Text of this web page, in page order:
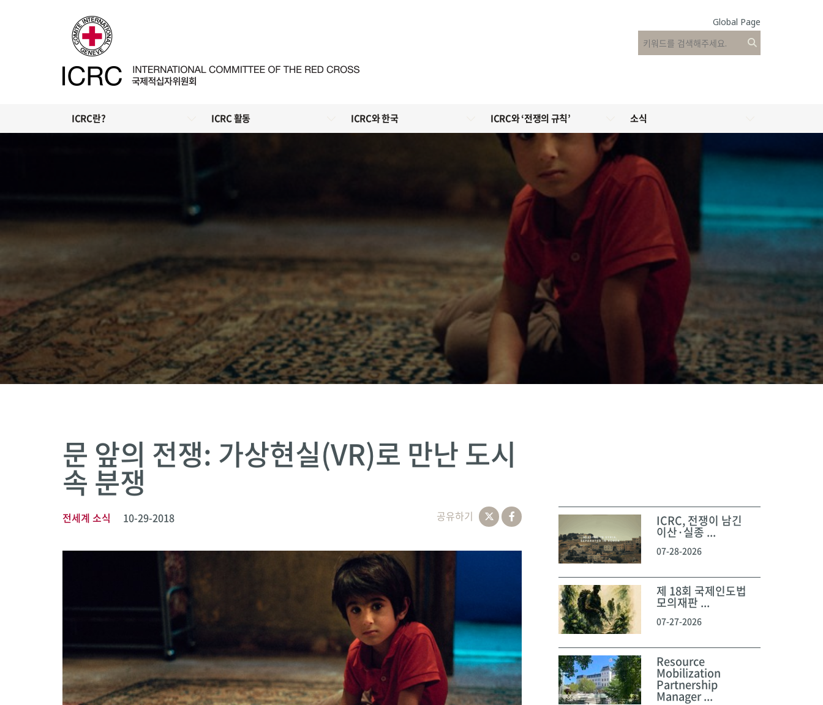
Global Page
ICRC란? ICRC 활동 ICRC와 한국 ICRC와 ‘전쟁의 규칙’ 소식
문 앞의 전쟁: 가상현실(VR)로 만난 도시
속 분쟁
전세계 소식 10-29-2018 공유하기 ICRC, 전쟁이 남긴
이산·실종 ...
07-28-2026
제 18회 국제인도법
모의재판 ...
07-27-2026
Resource
Mobilization
Partnership
Manager ...